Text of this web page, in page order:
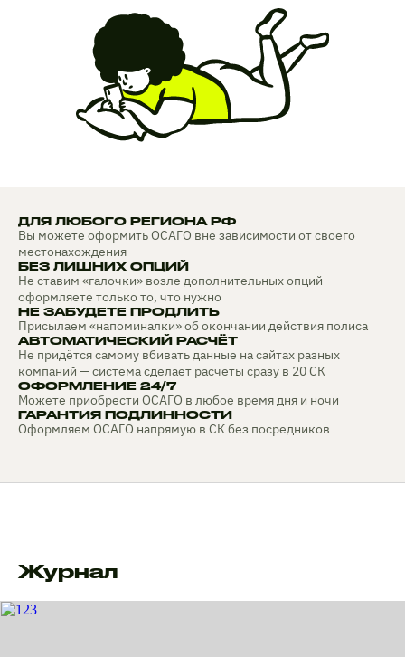
ДЛЯ ЛЮБОГО РЕГИОНА РФ
Вы можете оформить ОСАГО вне зависимости от своего
местонахождения
БЕЗ ЛИШНИХ ОПЦИЙ
Не ставим «галочки» возле дополнительных опций —
оформляете только то, что нужно
НЕ ЗАБУДЕТЕ ПРОДЛИТЬ
Присылаем «напоминалки» об окончании действия полиса
АВТОМАТИЧЕСКИЙ РАСЧЁТ
Не придётся самому вбивать данные на сайтах разных
компаний — система сделает расчёты сразу в 20 СК
ОФОРМЛЕНИЕ 24/7
Можете приобрести ОСАГО в любое время дня и ночи
ГАРАНТИЯ ПОДЛИННОСТИ
Оформляем ОСАГО напрямую в СК без посредников
Журнал